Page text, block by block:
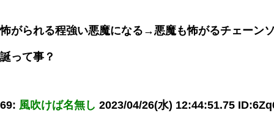
怖がられる程強い悪魔になる→悪魔も怖がるチェーン
誕って事？
69: 風吹けば名無し 2023/04/26(水) 12:44:51.75